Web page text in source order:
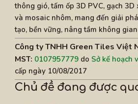
thông gió, tấm ốp 3D PVC, gạch 3D
và mosaic nhôm, mang đến giải
tạo, bền vững, nâng tầm không
Công ty TNHH Green Tiles Việt
MST: 0107957779 do Sở kế hoạch
cấp ngày 10/08/2017
Chủ đề đang được